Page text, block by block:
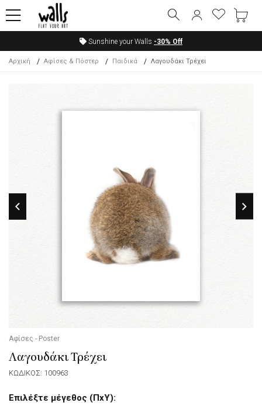
Sunshine your Walls -30% Off
Αρχική Αφίσες & Πόστερ Παιδικά Λαγουδάκι Τρέχει
Αφίσες - Poster
Λαγουδάκι Τρέχει
ΚΩΔΙΚΟΣ: 100963
Επιλέξτε μέγεθος (ΠxΥ):